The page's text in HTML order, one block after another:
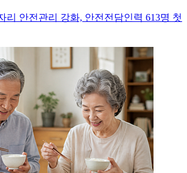
리 안전관리 강화, 안전전담인력 613명 첫